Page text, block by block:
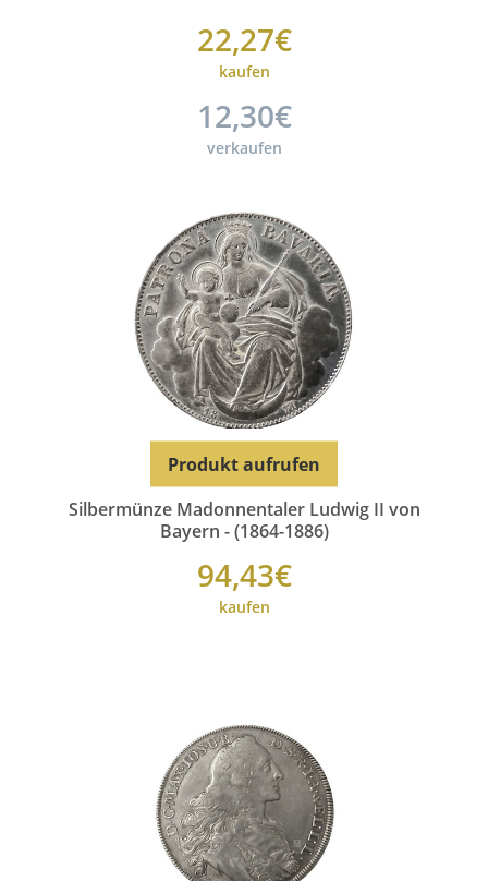
22,27€
kaufen
12,30€
verkaufen
Silbermünze Madonnentaler Ludwig II von
Bayern - (1864-1886)
94,43€
kaufen
Produkt aufrufen